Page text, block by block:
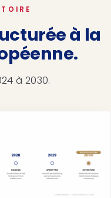
à la
à 2030.